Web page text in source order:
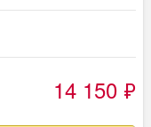
14 150 ₽